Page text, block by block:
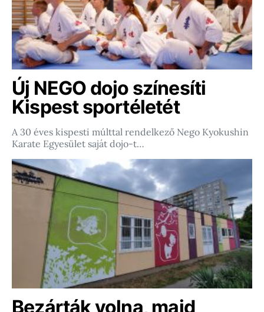
Új NEGO dojo színesíti
Kispest sportéletét
A 30 éves kispesti múlttal rendelkező Nego Kyokushin
Karate Egyesület saját dojo-t…
Bezárták volna, majd